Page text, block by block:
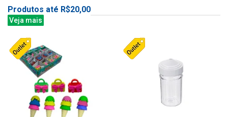
Produtos até R$20,00
Veja mais